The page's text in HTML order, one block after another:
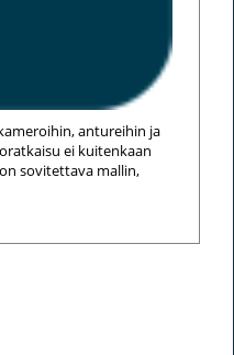
antureihin ja
ei kuitenkaan
sovitettava mallin,